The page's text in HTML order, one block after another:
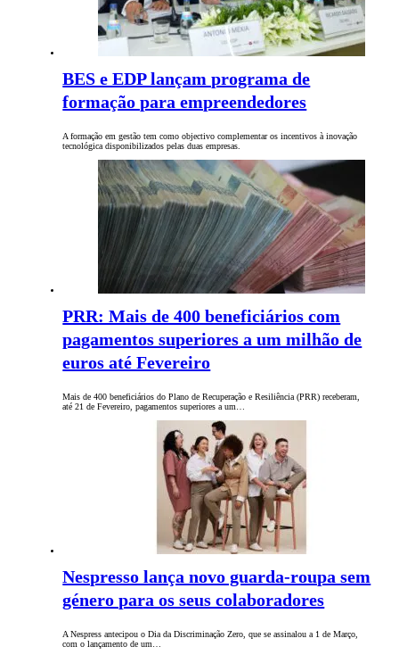
BES e EDP lançam programa de
formação para empreendedores
A formação em gestão tem como objectivo complementar os incentivos à inovação
tecnológica disponibilizados pelas duas empresas.
PRR: Mais de 400 beneficiários com
pagamentos superiores a um milhão de
euros até Fevereiro
Mais de 400 beneficiários do Plano de Recuperação e Resiliência (PRR) receberam,
até 21 de Fevereiro, pagamentos superiores a um…
Nespresso lança novo guarda-roupa sem
género para os seus colaboradores
A Nespress antecipou o Dia da Discriminação Zero, que se assinalou a 1 de Março,
com o lançamento de um…